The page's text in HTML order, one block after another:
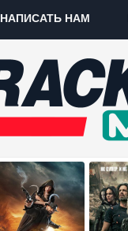
НАПИСАТЬ НАМ